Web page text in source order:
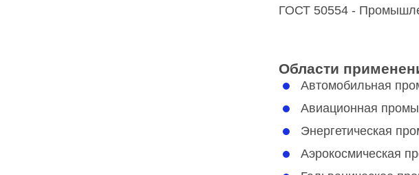
ГОСТ 50554 -
Области
Автомобильная
Авиационная
Энергетическая
Аэрокосмическая